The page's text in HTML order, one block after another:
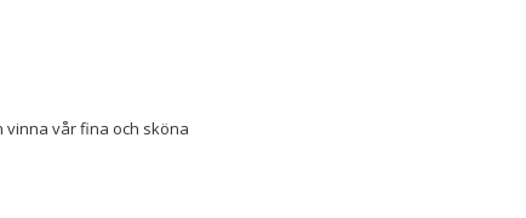
vinna vår fina och sköna